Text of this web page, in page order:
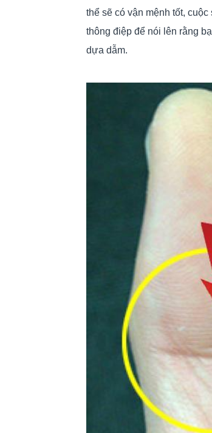
thể sẽ có vận mệnh tốt,
thông điệp để nói lên rằng
dựa dẫm.